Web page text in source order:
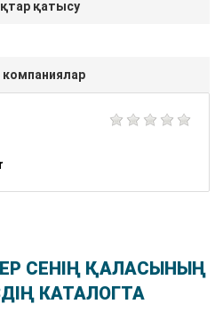
қатысу
компаниялар
СЕНІҢ ҚАЛАСЫНЫҢ
КАТАЛОГТА